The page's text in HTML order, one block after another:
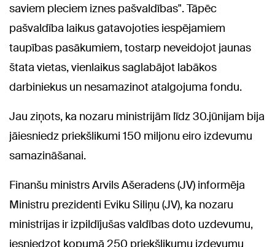
saviem pleciem iznes pašvaldības". Tāpēc
pašvaldība laikus gatavojoties iespējamiem
taupības pasākumiem, tostarp neveidojot jaunas
štata vietas, vienlaikus saglabājot labākos
darbiniekus un nesamazinot atalgojuma fondu.
Jau ziņots, ka nozaru ministrijām līdz 30.jūnijam bija
jāiesniedz priekšlikumi 150 miljonu eiro izdevumu
samazināšanai.
Finanšu ministrs Arvils Ašeradens (JV) informēja
Ministru prezidenti Eviku Siliņu (JV), ka nozaru
ministrijas ir izpildījušas valdības doto uzdevumu,
iesniedzot kopumā 250 priekšlikumu izdevumu